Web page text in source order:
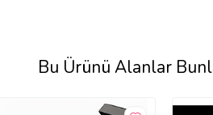
Bu Ürünü Alanlar